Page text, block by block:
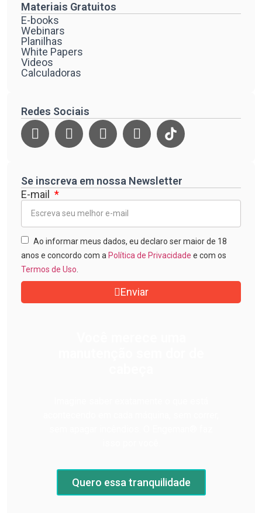
Materiais Gratuitos
E-books
Webinars
Planilhas
White Papers
Videos
Calculadoras
Redes Sociais
Se inscreva em nossa Newsletter
E-mail
Ao informar meus dados, eu declaro ser maior de 18
anos e concordo com a Política de Privacidade e com os
Termos de Uso
Enviar
Quero essa tranquilidade